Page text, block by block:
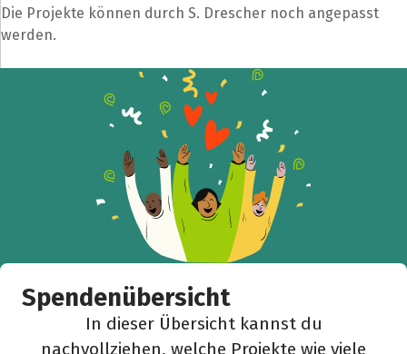
Die Projekte können durch S. Drescher noch angepasst
werden.
Spendenübersicht
In dieser Übersicht kannst du
nachvollziehen, welche Projekte wie viele
Teile die Spendenaktion
Hilf mit noch mehr Spenden zu sammeln!
Facebook WhatsApp